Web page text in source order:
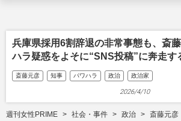
兵庫県採用6割辞退の非常事態も、斎
ハラ疑惑をよそに“SNS投稿”に奔走す
斎藤元彦 知事 パワハラ 政治 政治家
2026/4/10
週刊女性PRIME 社会・事件 政治 斎藤元彦